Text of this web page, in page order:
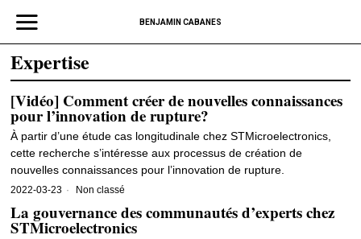
BENJAMIN CABANES
Expertise
[Vidéo] Comment créer de nouvelles connaissances
pour l’innovation de rupture?
À partir d’une étude cas longitudinale chez STMicroelectronics,
cette recherche s’intéresse aux processus de création de
nouvelles connaissances pour l’innovation de rupture.
2022-03-23 Non classé
La gouvernance des communautés d’experts chez
STMicroelectronics